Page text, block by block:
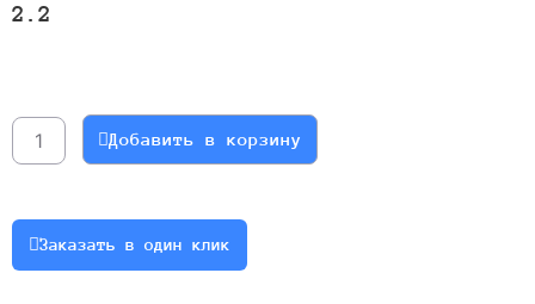
2.2
RC37-
4.32-
или
RCF37-
Добавить в корзину
Заказать в один клик